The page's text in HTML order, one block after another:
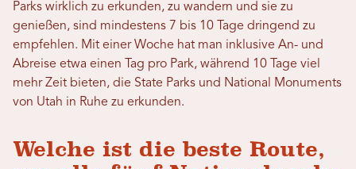
Parks wirklich zu erkunden, zu wandern und sie zu
genießen, sind mindestens 7 bis 10 Tage dringend zu
empfehlen. Mit einer Woche hat man inklusive An- und
Abreise etwa einen Tag pro Park, während 10 Tage viel
mehr Zeit bieten, die State Parks und National Monuments
von Utah in Ruhe zu erkunden.
Welche ist die beste Route,